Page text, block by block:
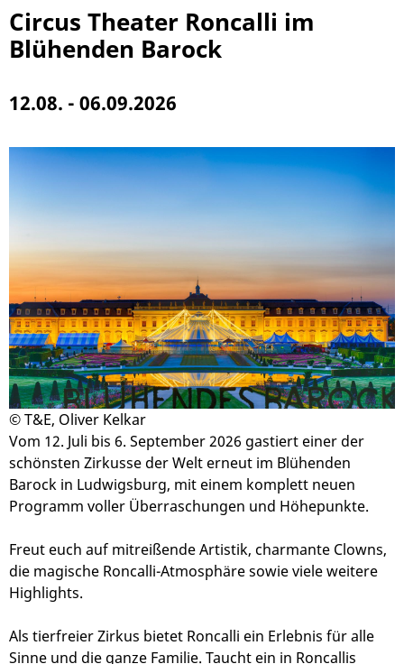
Circus Theater Roncalli im
Blühenden Barock
12.08. - 06.09.2026
© T&E, Oliver Kelkar
Vom 12. Juli bis 6. September 2026 gastiert einer der
schönsten Zirkusse der Welt erneut im Blühenden
Barock in Ludwigsburg, mit einem komplett neuen
Programm voller Überraschungen und Höhepunkte.
Freut euch auf mitreißende Artistik, charmante Clowns,
die magische Roncalli-Atmosphäre sowie viele weitere
Highlights.
Als tierfreierZirkus bietet Roncalli ein Erlebnis für alle
Sinne und die ganze Familie. Taucht ein in Roncallis